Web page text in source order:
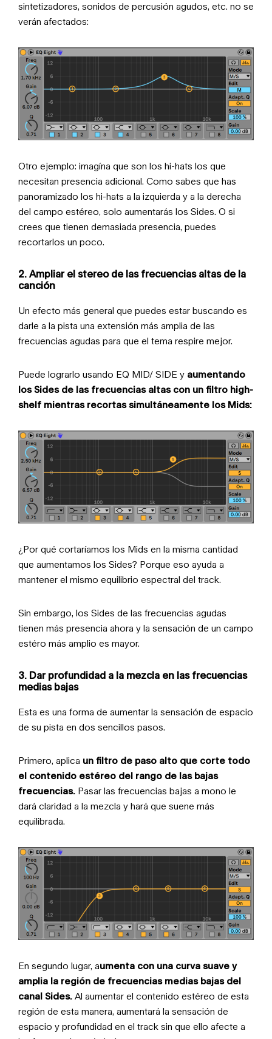
sintetizadores, sonidos de percusión agudos, etc. no se
verán afectados:
Otro ejemplo: imagína que son los hi-hats los que
necesitan presencia adicional. Como sabes que has
panoramizado los hi-hats a la izquierda y a la derecha
del campo estéreo, solo aumentarás los Sides. O si
crees que tienen demasiada presencia, puedes
recortarlos un poco.
2. Ampliar el stereo de las frecuencias altas de la
canción
Un efecto más general que puedes estar buscando es
darle a la pista una extensión más amplia de las
frecuencias agudas para que el tema respire mejor.
Puede lograrlo usando EQ MID/ SIDE y aumentando
los Sides de las frecuencias altas con un filtro high-
shelf mientras recortas simultáneamente los Mids:
¿Por qué cortaríamos los Mids en la misma cantidad
que aumentamos los Sides? Porque eso ayuda a
mantener el mismo equilibrio espectral del track.
Sin embargo, los Sides de las frecuencias agudas
tienen más presencia ahora y la sensación de un campo
estéro más amplio es mayor.
3. Dar profundidad a la mezcla en las frecuencias
medias bajas
Esta es una forma de aumentar la sensación de espacio
de su pista en dos sencillos pasos.
Primero, aplica un filtro de paso alto que corte todo
el contenido estéreo del rango de las bajas
frecuencias. Pasar las frecuencias bajas a mono le
dará claridad a la mezcla y hará que suene más
equilibrada.
En segundo lugar, aumenta con una curva suave y
amplia la región de frecuencias medias bajas del
canal Sides. Al aumentar el contenido estéreo de esta
región de esta manera, aumentará la sensación de
espacio y profundidad en el track sin que ello afecte a